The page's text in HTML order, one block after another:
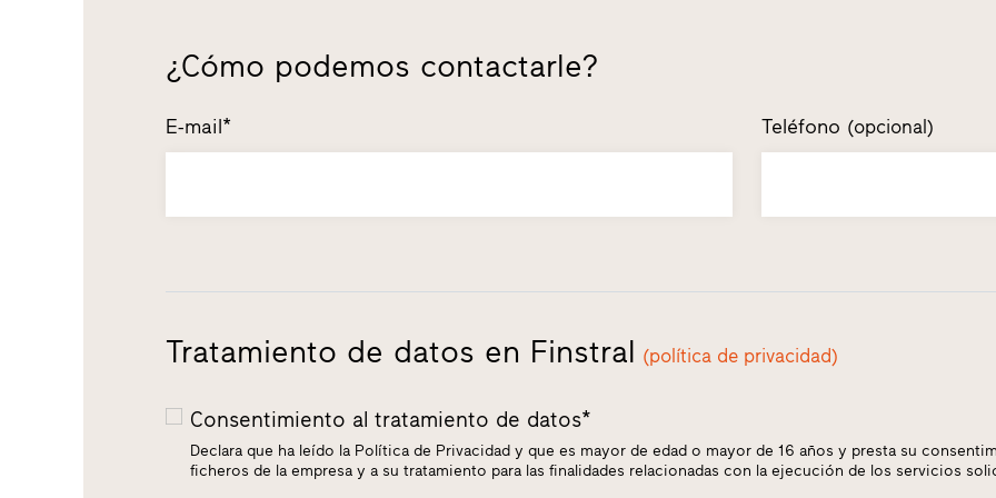
¿Cómo podemos contactarle?
E-mail* Teléfono (opcional)
Tratamiento de datos en Finstral (política de privacidad)
Consentimiento al tratamiento de datos*
Declara que ha leído la Política de Privacidad y que es mayor de edad o mayor de 16 años y presta su
ficheros de la empresa y a su tratamiento para las finalidades relacionadas con la ejecución de los servicios